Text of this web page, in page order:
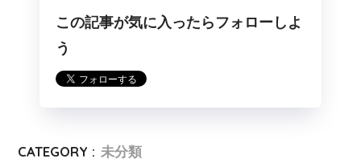
この記事が気に入ったらフォローしよ
う
CATEGORY : 未分類